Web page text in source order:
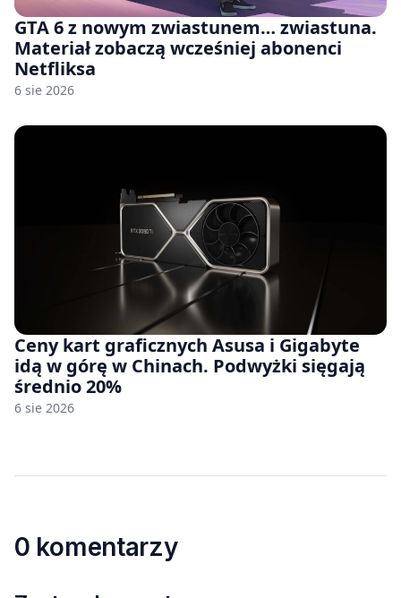
GTA 6 z nowym zwiastunem… zwiastuna.
Materiał zobaczą wcześniej abonenci
Netfliksa
6 sie 2026
Ceny kart graficznych Asusa i Gigabyte
idą w górę w Chinach. Podwyżki sięgają
średnio 20%
6 sie 2026
0 komentarzy